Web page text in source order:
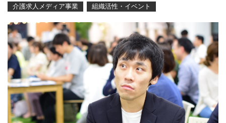
介護求人メディア事業 組織活性・イベント